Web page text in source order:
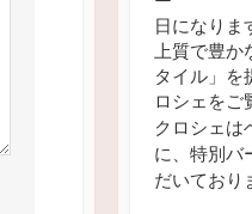
日になりま
上質で豊
タイル」を
ロシェをご
クロシェは
に、特別バ
だいており